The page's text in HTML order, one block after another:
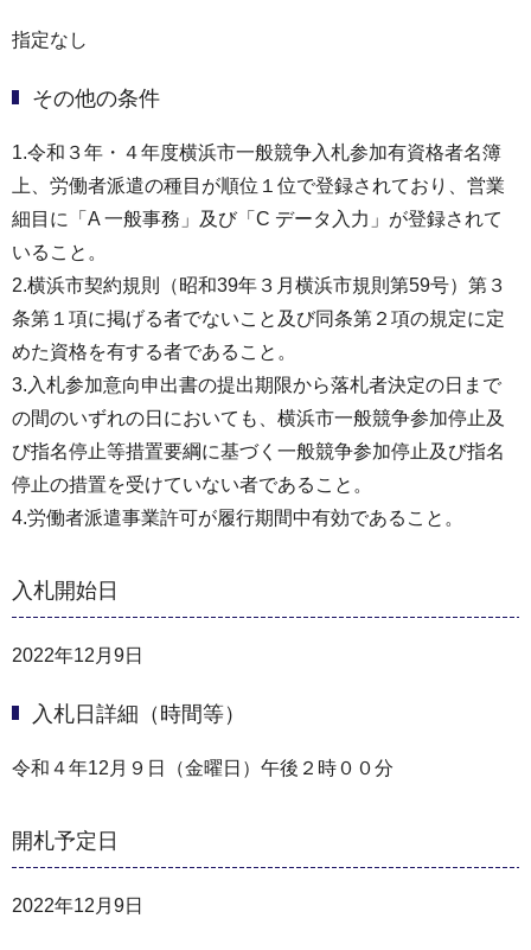
指定なし
その他の条件
1.令和３年・４年度横浜市一般競争入札参加有資格者名簿
上、労働者派遣の種目が順位１位で登録されており、営業
細目に「A 一般事務」及び「C データ入力」が登録されて
いること。
2.横浜市契約規則（昭和39年３月横浜市規則第59号）第３
条第１項に掲げる者でないこと及び同条第２項の規定に定
めた資格を有する者であること。
3.入札参加意向申出書の提出期限から落札者決定の日まで
の間のいずれの日においても、横浜市一般競争参加停止及
び指名停止等措置要綱に基づく一般競争参加停止及び指名
停止の措置を受けていない者であること。
4.労働者派遣事業許可が履行期間中有効であること。
入札開始日
2022年12月9日
入札日詳細（時間等）
令和４年12月９日（金曜日）午後２時００分
開札予定日
2022年12月9日